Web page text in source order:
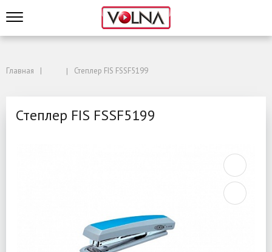
Главная Степлер FIS FSSF5199
Степлер FIS FSSF5199